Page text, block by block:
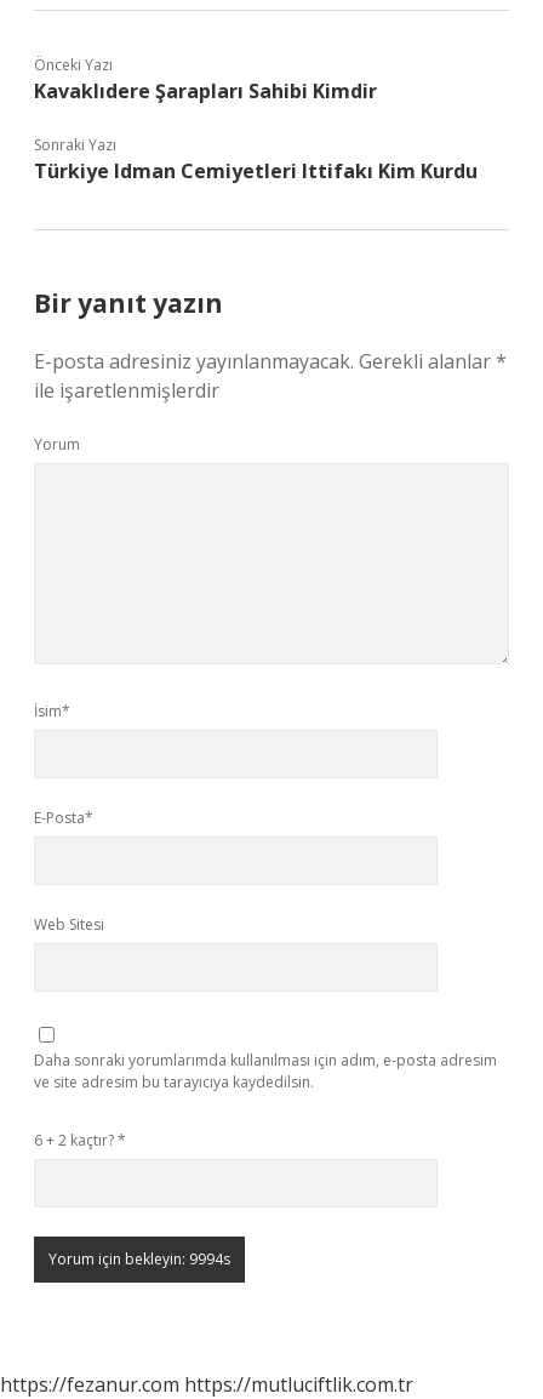
Önceki Yazı
Kavaklıdere Şarapları Sahibi Kimdir
Sonraki Yazı
Türkiye Idman Cemiyetleri Ittifakı Kim Kurdu
Bir yanıt yazın
E-posta adresiniz yayınlanmayacak. Gerekli alanlar*
ile işaretlenmişlerdir
Yorum
İsim*
E-Posta*
Web Sitesi
Daha sonraki yorumlarımda kullanılması için adım, e-posta adresim
ve site adresim bu tarayıcıya kaydedilsin.
6 + 2 kaçtır?*
https://fezanur.com https://mutluciftlik.com.tr